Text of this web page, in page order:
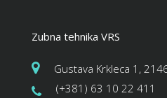
Zubna tehnika VRS
Gustava Krkleca 1,
(+381) 63 10 22 411